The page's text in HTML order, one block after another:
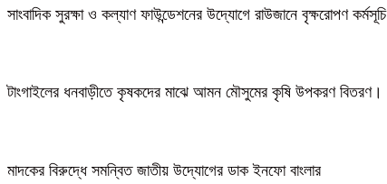
সাংবাদিক সুরক্ষা ও কল্যাণ ফাউন্ডেশনের উদ্যোগে রাউজানে বৃক্ষরোপণ কর্মসূচি
টাংগাইলের ধনবাড়ীতে কৃষকদের মাঝে আমন মৌসুমের কৃষি উপকরণ বিতরণ।
মাদকের বিরুদ্ধে সমন্বিত জাতীয় উদ্যোগের ডাক ইনফো বাংলার